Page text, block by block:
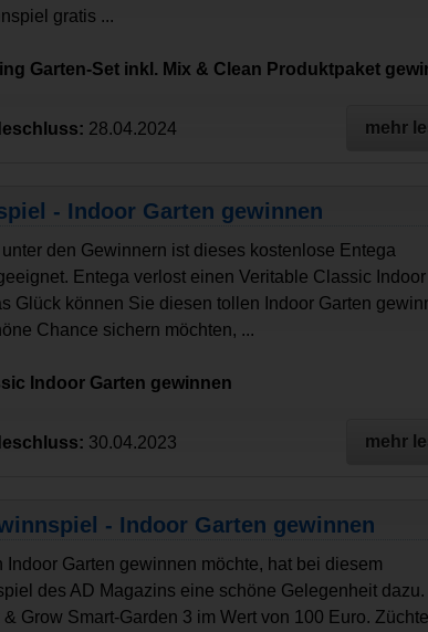
gratis ...
Garten-Set inkl. Mix & Clean Produktpaket
28.04.2024 mehr
- Indoor Garten gewinnen
den Gewinnern ist dieses kostenlose Entega
Entega verlost einen Veritable Classic Indoor
Glück können Sie diesen tollen Indoor Garten
Chance sichern möchten, ...
Indoor Garten gewinnen
30.04.2023 mehr
- Indoor Garten gewinnen
Garten gewinnen möchte, hat bei diesem
des AD Magazins eine schöne Gelegenheit dazu.
Grow Smart-Garden 3 im Wert von 100 Euro.